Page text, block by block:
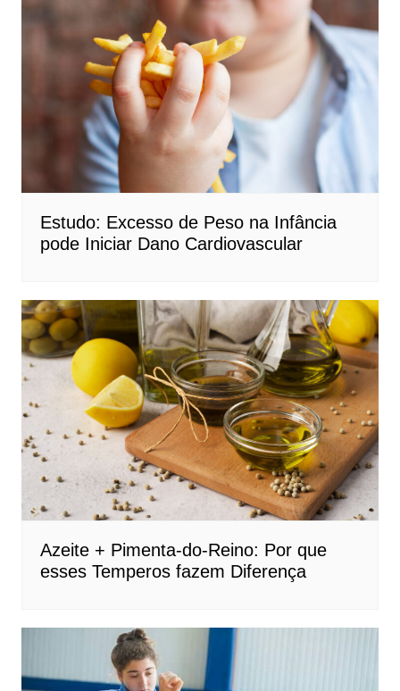
Estudo: Excesso de Peso na Infância
pode Iniciar Dano Cardiovascular
Azeite + Pimenta-do-Reino: Por que
esses Temperos fazem Diferença